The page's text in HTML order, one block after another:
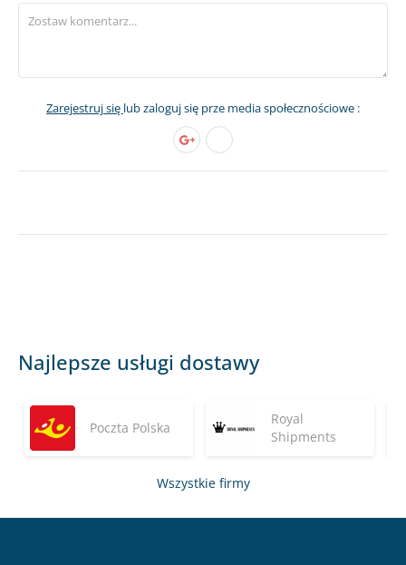
Zarejestruj się lub zaloguj się prze media społecznościowe :
Najlepsze usługi dostawy
Poczta Polska
Royal
Shipments
Wszystkie firmy